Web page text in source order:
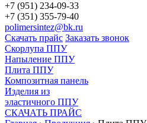
+7 (951) 234-09-33
+7 (351) 355-79-40
polimersintez@bk.ru
Скачать прайс Заказать звонок
Скорлупа ППУ
Напыление ППУ
Плита ППУ
Композитная панель
Изделия из
эластичного ППУ
СКАЧАТЬ ПРАЙС